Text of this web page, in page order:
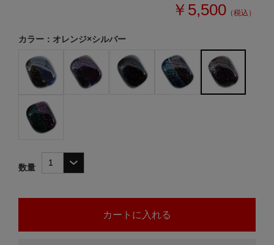
￥5,500 （税込）
カラー：オレンジ×シルバー
数量